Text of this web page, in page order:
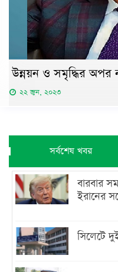
উন্নয়ন ও সমৃদ্ধির অপর
২২ জুন, ২০২৩
সর্বশেষ খবর
বারবার
ইরানের
সিলেটে